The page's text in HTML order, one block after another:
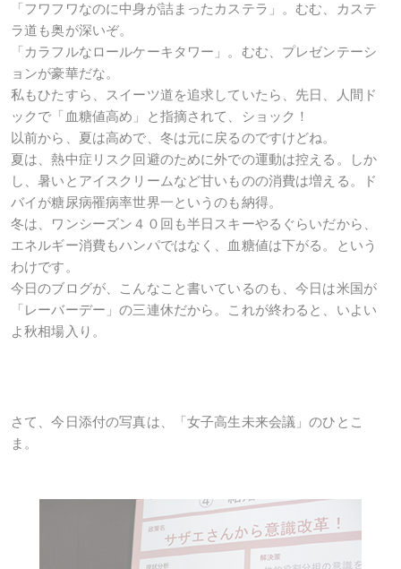
「フワフワなのに中身が詰まったカステラ」。むむ、カステ
ラ道も奥が深いぞ。
「カラフルなロールケーキタワー」。むむ、プレゼンテーシ
ョンが豪華だな。
私もひたすら、スイーツ道を追求していたら、先日、人間ド
ックで「血糖値高め」と指摘されて、ショック！
以前から、夏は高めで、冬は元に戻るのですけどね。
夏は、熱中症リスク回避のために外での運動は控える。しか
し、暑いとアイスクリームなど甘いものの消費は増える。ド
バイが糖尿病罹病率世界一というのも納得。
冬は、ワンシーズン４０回も半日スキーやるぐらいだから、
エネルギー消費もハンパではなく、血糖値は下がる。という
わけです。
今日のブログが、こんなこと書いているのも、今日は米国が
「レーバーデー」の三連休だから。これが終わると、いよい
よ秋相場入り。
さて、今日添付の写真は、「女子高生未来会議」のひとこ
ま。